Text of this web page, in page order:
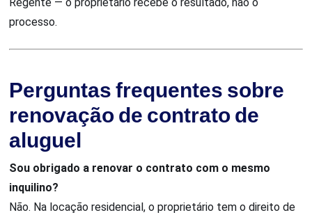
processo.
Perguntas frequentes sobre
renovação de contrato de
aluguel
Sou obrigado a renovar o contrato com o mesmo
inquilino?
Não. Na locação residencial, o proprietário tem o direito de